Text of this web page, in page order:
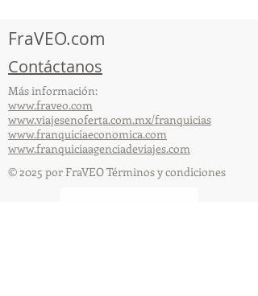
FraVEO.com
Contáctanos
Más información:
www.fraveo.com
www.viajesenoferta.com.mx/franquicias
www.franquiciaeconomica.com
www.franquiciaagenciadeviajes.com
© 2025 por FraVEO Términos y condiciones